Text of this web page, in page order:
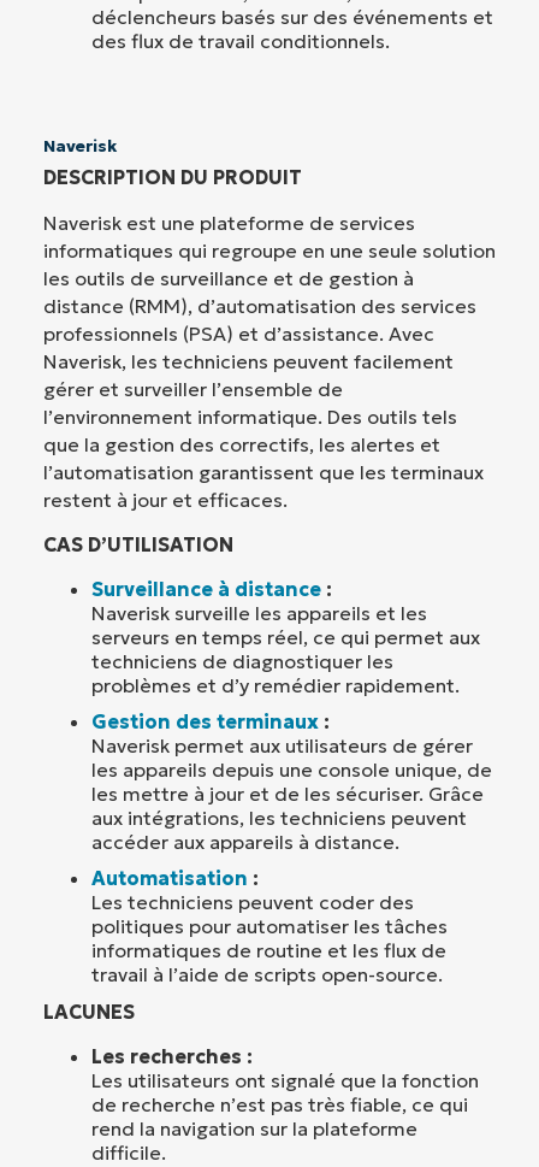
déclencheurs basés sur des événements et
des flux de travail conditionnels.
Naverisk
DESCRIPTION DU PRODUIT
Naverisk est une plateforme de services
informatiques qui regroupe en une seule solution
les outils de surveillance et de gestion à
distance (RMM), d’automatisation des services
professionnels (PSA) et d’assistance. Avec
Naverisk, les techniciens peuvent facilement
gérer et surveiller l’ensemble de
l’environnement informatique. Des outils tels
que la gestion des correctifs, les alertes et
l’automatisation garantissent que les terminaux
restent à jour et efficaces.
CAS D’UTILISATION
Surveillance à distance :
Naverisk surveille les appareils et les
serveurs en temps réel, ce qui permet aux
techniciens de diagnostiquer les
problèmes et d’y remédier rapidement.
Gestion des terminaux :
Naverisk permet aux utilisateurs de gérer
les appareils depuis une console unique, de
les mettre à jour et de les sécuriser. Grâce
aux intégrations, les techniciens peuvent
accéder aux appareils à distance.
Automatisation :
Les techniciens peuvent coder des
politiques pour automatiser les tâches
informatiques de routine et les flux de
travail à l’aide de scripts open-source.
LACUNES
Les recherches :
Les utilisateurs ont signalé que la fonction
de recherche n’est pas très fiable, ce qui
rend la navigation sur la plateforme
difficile.